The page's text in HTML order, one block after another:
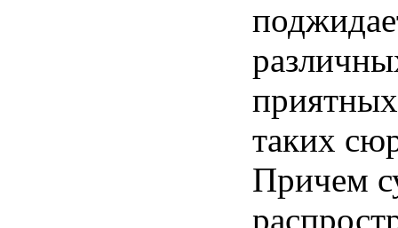
приятных
таких
Причем